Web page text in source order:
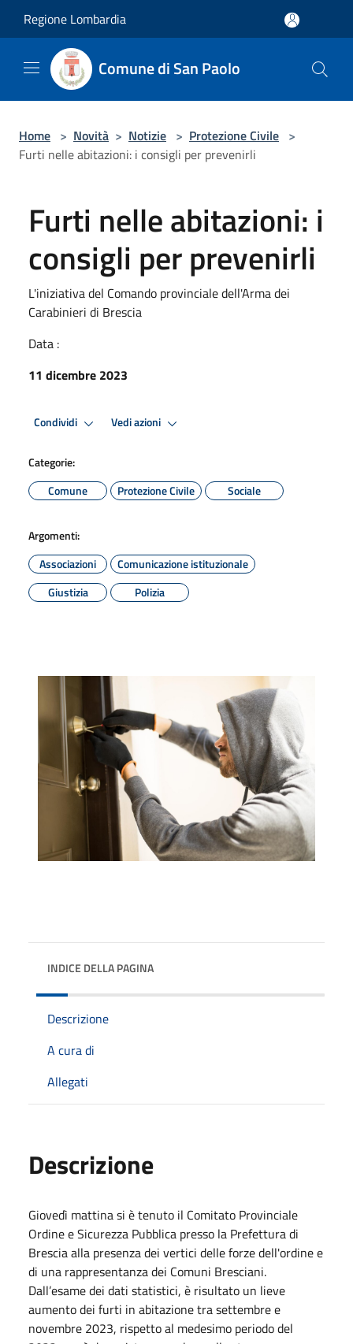
Regione Lombardia
Comune di San Paolo
Home > Novità > Notizie > Protezione Civile >
Furti nelle abitazioni: i consigli per prevenirli
Furti nelle abitazioni: i
consigli per prevenirli
L'iniziativa del Comando provinciale dell'Arma dei
Carabinieri di Brescia
Data :
11 dicembre 2023
Condividi Vedi azioni
Categorie:
Comune
Protezione Civile Sociale
Argomenti:
Associazioni
Comunicazione istituzionale
Giustizia
Polizia
INDICE DELLA PAGINA
Descrizione
A cura di
Allegati
Descrizione
Giovedì mattina si è tenuto il Comitato Provinciale
Ordine e Sicurezza Pubblica presso la Prefettura di
Brescia alla presenza dei vertici delle forze dell'ordine e
di una rappresentanza dei Comuni Bresciani.
Dall’esame dei dati statistici, è risultato un lieve
aumento dei furti in abitazione tra settembre e
novembre 2023, rispetto al medesimo periodo del